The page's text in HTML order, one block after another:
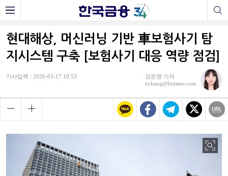
현대해상, 머신러닝 기반 車보험사기 탐
지시스템 구축 [보험사기 대응 역량 점검]
기사입력 : 2026-03-17 10:53
강은영 기자
eykang@fntimes.com